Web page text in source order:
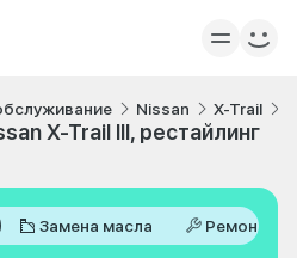
Nissan X-Trail
X-Trail III, рестайлинг
Замена масла Ремонт